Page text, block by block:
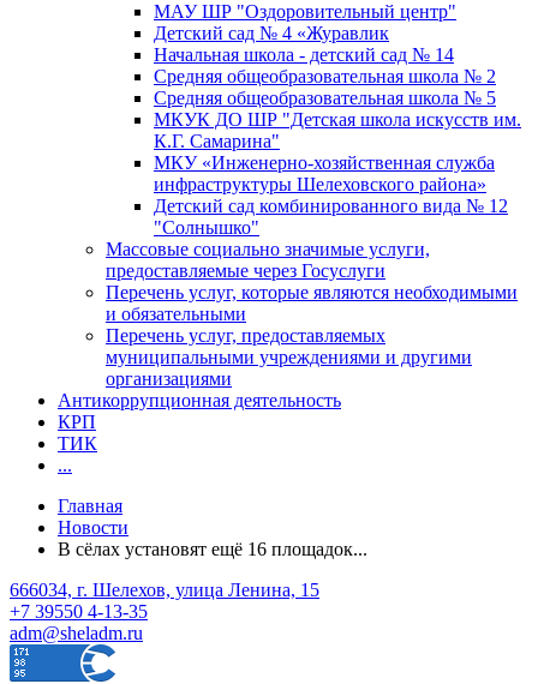
МАУ ШР "Оздоровительный центр"
Детский сад № 4 «Журавлик
Начальная школа - детский сад № 14
Средняя общеобразовательная школа № 2
Средняя общеобразовательная школа № 5
МКУК ДО ШР "Детская школа искусств им.
К.Г. Самарина"
МКУ «Инженерно-хозяйственная служба
инфраструктуры Шелеховского района»
Детский сад комбинированного вида № 12
"Солнышко"
Массовые социально значимые услуги,
предоставляемые через Госуслуги
Перечень услуг, которые являются необходимыми
и обязательными
Перечень услуг, предоставляемых
муниципальными учреждениями и другими
организациями
Антикоррупционная деятельность
КРП
ТИК
...
Главная
Новости
В сёлах установят ещё 16 площадок...
666034, г. Шелехов, улица Ленина, 15
+7 39550 4-13-35
adm@sheladm.ru